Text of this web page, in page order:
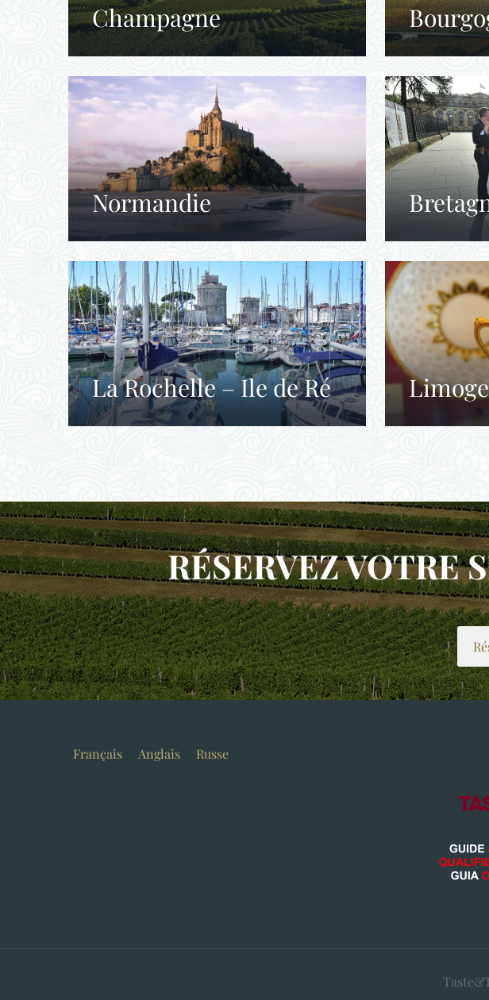
Champagne
Normandie
La Rochelle – Ile de Ré
RÉSERVEZ VOTRE
Français Anglais Russe